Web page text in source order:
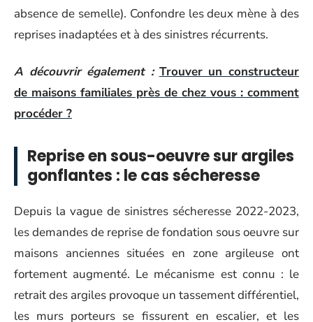
absence de semelle). Confondre les deux mène à des
reprises inadaptées et à des sinistres récurrents.
A découvrir également : Trouver un constructeur
de maisons familiales près de chez vous : comment
procéder ?
Reprise en sous-oeuvre sur argiles
gonflantes : le cas sécheresse
Depuis la vague de sinistres sécheresse 2022-2023,
les demandes de reprise de fondation sous oeuvre sur
maisons anciennes situées en zone argileuse ont
fortement augmenté. Le mécanisme est connu : le
retrait des argiles provoque un tassement différentiel,
les murs porteurs se fissurent en escalier, et les